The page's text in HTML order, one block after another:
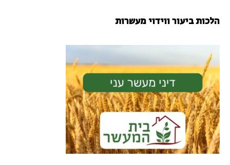
הלכות ביעור ווידוי מעשרות